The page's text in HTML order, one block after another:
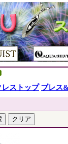
レストップ ブレス